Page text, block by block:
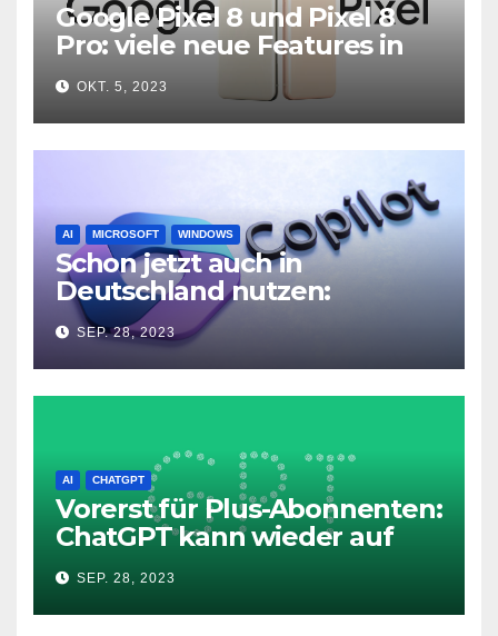
Google Pixel 8 und Pixel 8
Pro: viele neue Features in
neuer Hardware
OKT. 5, 2023
AI MICROSOFT WINDOWS
Schon jetzt auch in
Deutschland nutzen:
Microsoft Copilot in Windows
11 SEP. 28, 2023
AI CHATGPT
Vorerst für Plus-Abonnenten:
ChatGPT kann wieder auf
das Internet zugreifen
SEP. 28, 2023